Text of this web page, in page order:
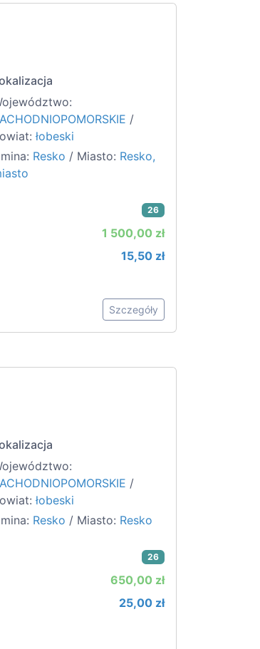
/
łobeski
Resko / Miasto: Resko,
26
1 500,00 zł
15,50 zł
Szczegóły
/
łobeski
Resko / Miasto: Resko
26
650,00 zł
25,00 zł